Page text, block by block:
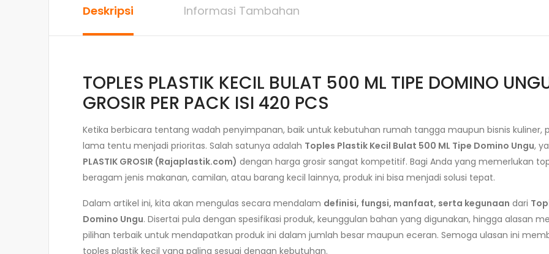
Deskripsi Informasi Tambahan
TOPLES PLASTIK KECIL BULAT 500 ML TIPE DOMINO
GROSIR PER PACK ISI 420 PCS
Ketika berbicara tentang wadah penyimpanan, baik untuk kebutuhan rumah tangga maupun bisnis kuliner,
lama tentu menjadi prioritas. Salah satunya adalah Toples Plastik Kecil Bulat 500 ML Tipe Domino Ungu,
PLASTIK GROSIR (Rajaplastik.com) dengan harga grosir sangat kompetitif. Bagi Anda yang memerlukan
beragam jenis makanan, camilan, atau barang kecil lainnya, produk ini bisa menjadi solusi tepat.
Dalam artikel ini, kita akan mengulas secara mendalam definisi, fungsi, manfaat, serta kegunaan dari
Domino Ungu. Disertai pula dengan spesifikasi produk, keunggulan bahan yang digunakan, hingga alasan
pilihan terbaik untuk mendapatkan produk ini dalam jumlah besar maupun eceran. Semoga ulasan ini
toples plastik kecil yang paling sesuai dengan kebutuhan.